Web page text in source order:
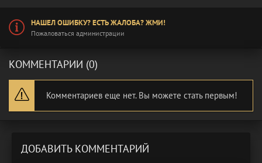
НАШЕЛ ОШИБКУ? ЕСТЬ ЖАЛОБА? ЖМИ!
Пожаловаться администрации
КОММЕНТАРИИ (0)
Комментариев еще нет. Вы можете стать первым!
ДОБАВИТЬ КОММЕНТАРИЙ